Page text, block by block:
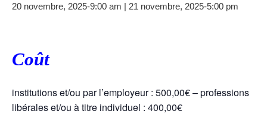
20 novembre, 2025-9:00 am | 21 novembre, 2025-5:00 pm
Coût
institutions et/ou par l’employeur : 500,00€ – professions
libérales et/ou à titre individuel : 400,00€